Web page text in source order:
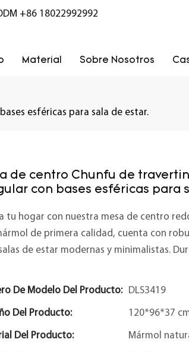
+86 18022992992
Material Sobre Nosotros
esféricas para sala de estar.
de centro Chunfu de
con bases esféricas para
tu hogar con nuestra mesa de centro
de primera calidad, cuenta con
de estar modernas y minimalistas.
De Modelo Del Producto: DLS3419
Del Producto: 120*96*37
Del Producto: Mármol